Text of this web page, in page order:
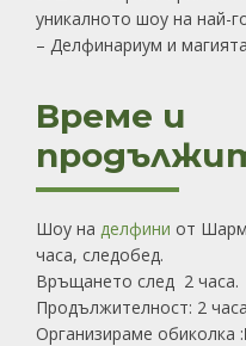
уникалното шоу на най-
– Делфинариум и
Време и
Шоу на делфини от
часа, следобед.
Връщането след 2 часа.
Продължителност: 2
Организираме обиколка :